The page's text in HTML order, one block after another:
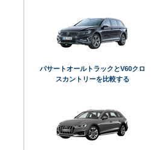
パサートオールトラックとV60クロ
スカントリーを比較する